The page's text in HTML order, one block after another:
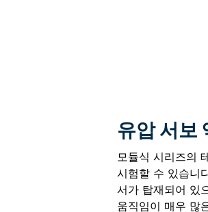
유압 서보
모듈식 시리즈의
시험할 수 있습니
서가 탑재되어 있
움직임이 매우 많